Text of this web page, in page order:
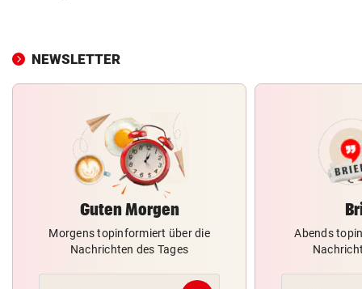
NEWSLETTER
Guten Morgen
Morgens topinformiert über die
Nachrichten des Tages
Abends